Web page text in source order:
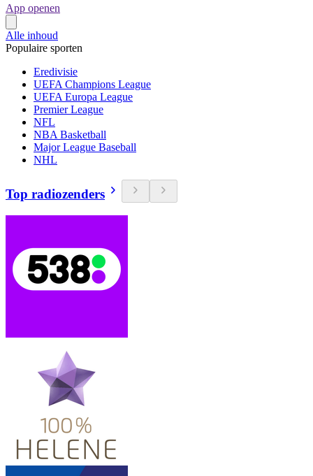
App openen
Alle inhoud
Populaire sporten
Eredivisie
UEFA Champions League
UEFA Europa League
Premier League
NFL
NBA Basketball
Major League Baseball
NHL
Top radiozenders